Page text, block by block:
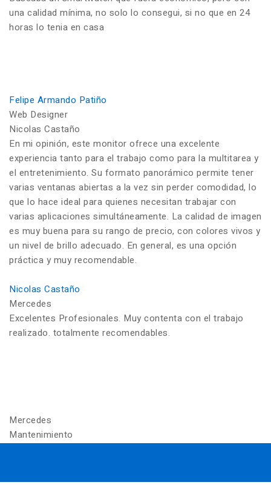
una calidad mínima, no solo lo consegui, si no que en 24
horas lo tenia en casa
Felipe Armando Patiño
Web Designer
Nicolas Castaño
En mi opinión, este monitor ofrece una excelente
experiencia tanto para el trabajo como para la multitarea y
el entretenimiento. Su formato panorámico permite tener
varias ventanas abiertas a la vez sin perder comodidad, lo
que lo hace ideal para quienes necesitan trabajar con
varias aplicaciones simultáneamente. La calidad de imagen
es muy buena para su rango de precio, con colores vivos y
un nivel de brillo adecuado. En general, es una opción
práctica y muy recomendable.
Nicolas Castaño
Mercedes
Excelentes Profesionales. Muy contenta con el trabajo
realizado. totalmente recomendables.
Mercedes
Mantenimiento